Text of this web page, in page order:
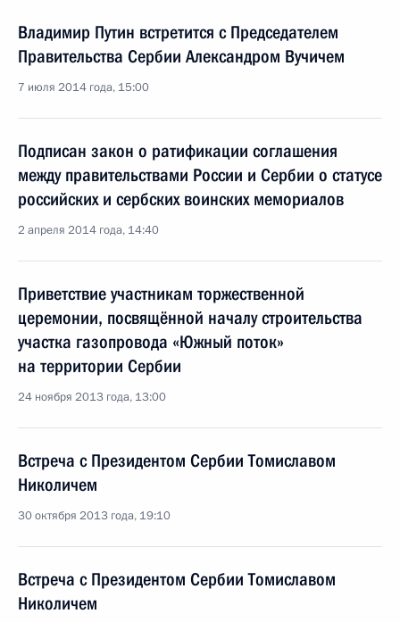
Владимир Путин встретится с Председателем
Правительства Сербии Александром Вучичем
7 июля 2014 года, 15:00
Подписан закон о ратификации соглашения
между правительствами России и Сербии о статусе
российских и сербских воинских мемориалов
2 апреля 2014 года, 14:40
Приветствие участникам торжественной
церемонии, посвящённой началу строительства
участка газопровода «Южный поток»
на территории Сербии
24 ноября 2013 года, 13:00
Встреча с Президентом Сербии Томиславом
Николичем
30 октября 2013 года, 19:10
Встреча с Президентом Сербии Томиславом
Николичем